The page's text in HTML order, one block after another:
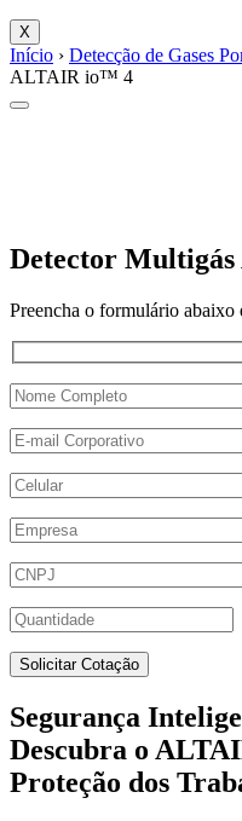
X
Início › Detecção de Gases
ALTAIR io™ 4
Detector
Preencha o formulário abaixo
Segurança
Descubra o
Proteção dos